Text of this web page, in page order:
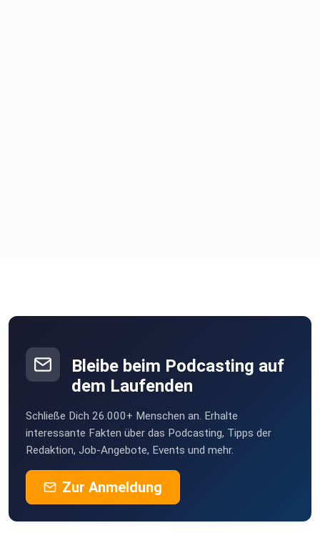
Bleibe beim Podcasting auf
dem Laufenden
Schließe Dich 26.000+ Menschen an. Erhalte
interessante Fakten über das Podcasting, Tipps der
Redaktion, Job-Angebote, Events und mehr.
Zur Anmeldung